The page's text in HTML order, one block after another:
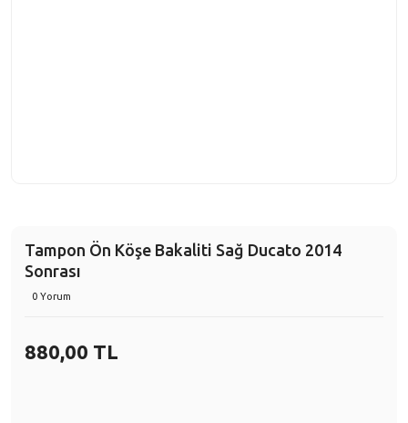
Tampon Ön Köşe Bakaliti Sağ Ducato 2014
Sonrası
0 Yorum
880,00 TL